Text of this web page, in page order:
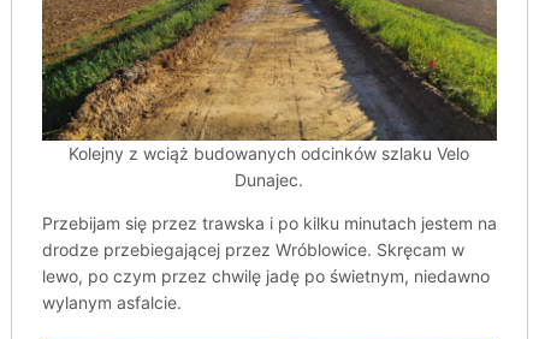
Kolejny z wciąż budowanych odcinków szlaku Velo
Dunajec.
Przebijam się przez trawska i po kilku minutach jestem na
drodze przebiegającej przez Wróblowice. Skręcam w
lewo, po czym przez chwilę jadę po świetnym, niedawno
wylanym asfalcie.